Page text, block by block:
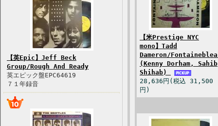
【英Epic】Jeff Beck
Group/Rough And Ready
英エピック盤EPC64619
７１年録音
【米Prestige NYC
mono】Tadd
Dameron/
(Kenny Dorham, Sahib
Shihab)
28,636円(税込 31,500
円)